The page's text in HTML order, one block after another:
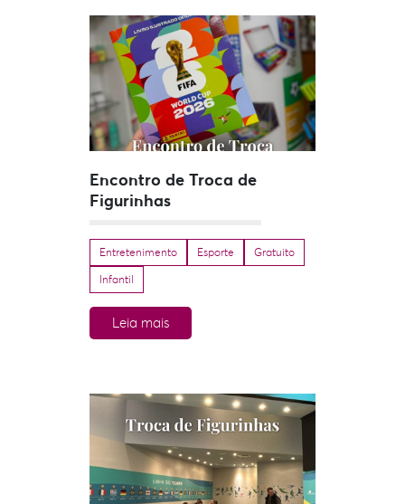
Encontro de Troca de
Figurinhas
Entretenimento Esporte
Gratuito
Infantil
Leia mais